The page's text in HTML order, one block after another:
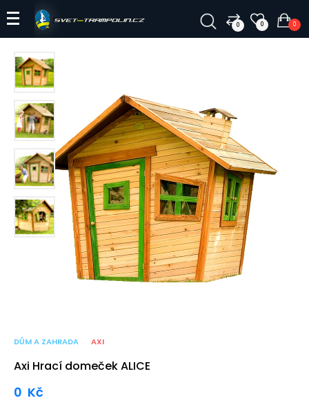
0 0 0
DŮM A ZAHRADA AXI
Axi Hrací domeček ALICE
0 Kč